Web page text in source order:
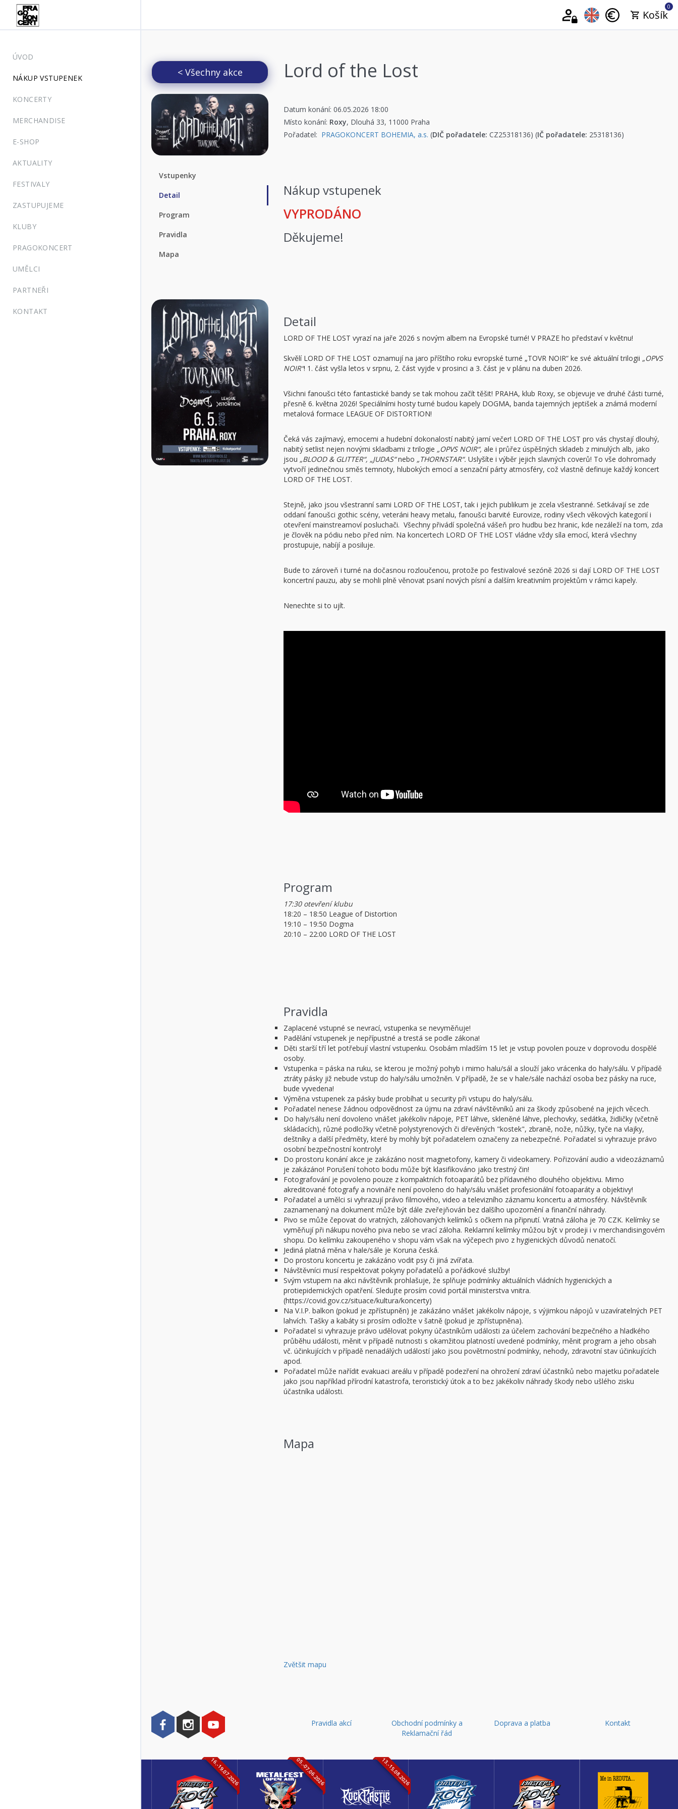
0
Košík
ÚVOD
NÁKUP VSTUPENEK
KONCERTY
MERCHANDISE
E-SHOP
AKTUALITY
FESTIVALY
ZASTUPUJEME
KLUBY
PRAGOKONCERT
UMĚLCI
PARTNEŘI
KONTAKT
< Všechny akce
Vstupenky
Detail
Program
Pravidla
Mapa
Lord of the Lost
Datum konání: 06.05.2026 18:00
Místo konání: Roxy, Dlouhá 33, 11000 Praha
Pořadatel: PRAGOKONCERT BOHEMIA, a.s. (DIČ pořadatele: CZ25318136) (IČ pořadatele: 25318136)
Nákup vstupenek
VYPRODÁNO
Děkujeme!
Detail
LORD OF THE LOST vyrazí na jaře 2026 s novým albem na Evropské turné! V PRAZE ho představí v květnu!
Skvělí LORD OF THE LOST oznamují na jaro příštího roku evropské turné „TOVR NOIR“ ke své aktuální trilogii „OPVS
NOIR“! 1. část vyšla letos v srpnu, 2. část vyjde v prosinci a 3. část je v plánu na duben 2026.
Všichni fanoušci této fantastické bandy se tak mohou začít těšit! PRAHA, klub Roxy, se objevuje ve druhé části turné,
přesně 6. května 2026! Speciálními hosty turné budou kapely DOGMA, banda tajemných jeptišek a známá moderní
metalová formace LEAGUE OF DISTORTION!
Čeká vás zajímavý, emocemi a hudební dokonalostí nabitý jarní večer! LORD OF THE LOST pro vás chystají dlouhý,
nabitý setlist nejen novými skladbami z trilogie „OPVS NOIR“, ale i průřez úspěšných skladeb z minulých alb, jako
jsou „BLOOD & GLITTER“, „JUDAS“nebo „THORNSTAR“. Uslyšíte i výběr jejich slavných coverů! To vše dohromady
vytvoří jedinečnou směs temnoty, hlubokých emocí a senzační párty atmosféry, což vlastně definuje každý koncert
LORD OF THE LOST.
Stejně, jako jsou všestranní sami LORD OF THE LOST, tak i jejich publikum je zcela všestranné. Setkávají se zde
oddaní fanoušci gothic scény, veteráni heavy metalu, fanoušci barvité Eurovize, rodiny všech věkových kategorií i
otevření mainstreamoví posluchači. Všechny přivádí společná vášeň pro hudbu bez hranic, kde nezáleží na tom, zda
je člověk na pódiu nebo před ním. Na koncertech LORD OF THE LOST vládne vždy síla emocí, která všechny
prostupuje, nabíjí a posiluje.
Bude to zároveň i turné na dočasnou rozloučenou, protože po festivalové sezóně 2026 si dají LORD OF THE LOST
koncertní pauzu, aby se mohli plně věnovat psaní nových písní a dalším kreativním projektům v rámci kapely.
Nenechte si to ujít.
Program
17:30 otevření klubu
18:20 – 18:50 League of Distortion
19:10 – 19:50 Dogma
20:10 – 22:00 LORD OF THE LOST
Pravidla
Zaplacené vstupné se nevrací, vstupenka se nevyměňuje!
Padělání vstupenek je nepřípustné a trestá se podle zákona!
Děti starší tří let potřebují vlastní vstupenku. Osobám mladším 15 let je vstup povolen pouze v doprovodu dospělé
osoby.
Vstupenka = páska na ruku, se kterou je možný pohyb i mimo halu/sál a slouží jako vrácenka do haly/sálu. V případě
ztráty pásky již nebude vstup do haly/sálu umožněn. V případě, že se v hale/sále nachází osoba bez pásky na ruce,
bude vyvedena!
Výměna vstupenek za pásky bude probíhat u security při vstupu do haly/sálu.
Pořadatel nenese žádnou odpovědnost za újmu na zdraví návštěvníků ani za škody způsobené na jejich věcech.
Do haly/sálu není dovoleno vnášet jakékoliv nápoje, PET láhve, skleněné láhve, plechovky, sedátka, židličky (včetně
skládacích), různé podložky včetně polystyrenových či dřevěných "kostek", zbraně, nože, nůžky, tyče na vlajky,
deštníky a další předměty, které by mohly být pořadatelem označeny za nebezpečné. Pořadatel si vyhrazuje právo
osobní bezpečnostní kontroly!
Do prostoru konání akce je zakázáno nosit magnetofony, kamery či videokamery. Pořizování audio a videozáznamů
je zakázáno! Porušení tohoto bodu může být klasifikováno jako trestný čin!
Fotografování je povoleno pouze z kompaktních fotoaparátů bez přídavného dlouhého objektivu. Mimo
akreditované fotografy a novináře není povoleno do haly/sálu vnášet profesionální fotoaparáty a objektivy!
Pořadatel a umělci si vyhrazují právo filmového, video a televizního záznamu koncertu a atmosféry. Návštěvník
zaznamenaný na dokument může být dále zveřejňován bez dalšího upozornění a finanční náhrady.
Pivo se může čepovat do vratných, zálohovaných kelímků s očkem na připnutí. Vratná záloha je 70 CZK. Kelímky se
vyměňují při nákupu nového piva nebo se vrací záloha. Reklamní kelímky můžou být v prodeji i v merchandisingovém
shopu. Do kelímku zakoupeného v shopu vám však na výčepech pivo z hygienických důvodů nenatočí.
Jediná platná měna v hale/sále je Koruna česká.
Do prostoru koncertu je zakázáno vodit psy či jiná zvířata.
Návštěvníci musí respektovat pokyny pořadatelů a pořádkové služby!
Svým vstupem na akci návštěvník prohlašuje, že splňuje podmínky aktuálních vládních hygienických a
protiepidemických opatření. Sledujte prosím covid portál ministerstva vnitra.
(https://covid.gov.cz/situace/kultura/koncerty)
Na V.I.P. balkon (pokud je zpřístupněn) je zakázáno vnášet jakékoliv nápoje, s výjimkou nápojů v uzavíratelných PET
lahvích. Tašky a kabáty si prosím odložte v šatně (pokud je zpřístupněna).
Pořadatel si vyhrazuje právo udělovat pokyny účastníkům události za účelem zachování bezpečného a hladkého
průběhu události, měnit v případě nutnosti s okamžitou platností uvedené podmínky, měnit program a jeho obsah
vč. účinkujících v případě nenadálých událostí jako jsou povětrnostní podmínky, nehody, zdravotní stav účinkujících
apod.
Pořadatel může nařídit evakuaci areálu v případě podezření na ohrožení zdraví účastníků nebo majetku pořadatele
jako jsou například přírodní katastrofa, teroristický útok a to bez jakékoliv náhrady škody nebo ušlého zisku
účastníka události.
Mapa
Zvětšit mapu
Pravidla akcí
Obchodní podmínky a
Reklamační řád
Doprava a platba Kontakt
16.-19.07.2026 05.-07.06.2026 13.-15.08.2026